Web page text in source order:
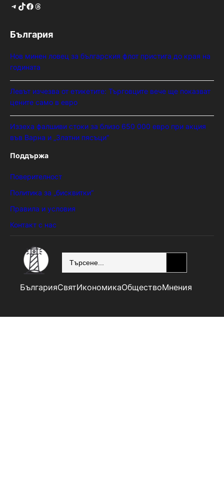
Telegram TikTok Facebook Threads
България
Нов минен ловец за българския флот пристига до края на
годината
Левът изчезва от етикетите: Търговците вече ще показват
цените само в евро
Иззеха фалшиви стоки за близо 650 000 евро при акция
във Варна и „Златни пясъци“
Поддържа
Поверителност
Политика за „бисквитки“
Правила и условия
Контакт с нас
БългарияСвятИкономикаОбществоМнения